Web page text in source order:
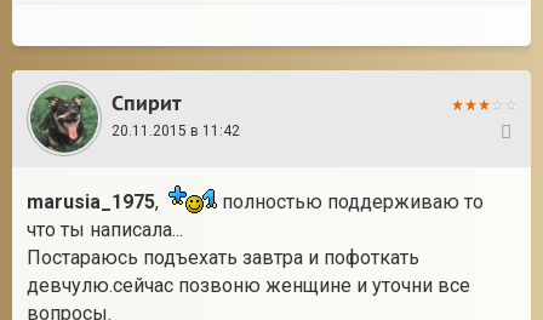
Спирит
20.11.2015 в 11:42
marusia_1975,
полностью поддерживаю то
что ты написала...
Постараюсь подъехать завтра и пофоткать
девчулю.сейчас позвоню женщине и уточни все
вопросы.